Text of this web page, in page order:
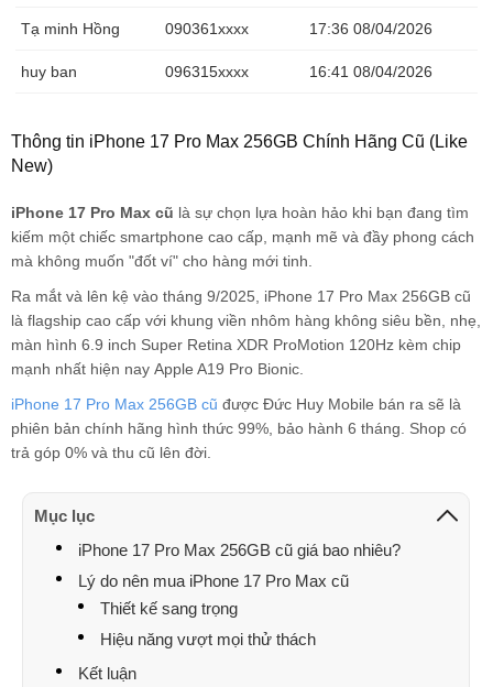
Tạ minh Hồng 090361xxxx 17:36 08/04/2026
huy ban 096315xxxx 16:41 08/04/2026
Ma Văn Chính
Anh Huy 033997xxxx 15:27 08/04/2026
danh tân 037267xxxx 13:08 08/04/2026
Đức Anh 096285xxxx
Nguyễn thị kim
tuyến
093364xxxx 11:16 08/04/2026
Ngọc Tuyền
Ngọc Tuyền 039261xxxx
Huệ Hoàng Thị 093816xxxx 10:16 08/04/2026
Thông tin iPhone 17 Pro Max 256GB Chính Hãng Cũ (Like
New)
iPhone 17 Pro Max cũ là sự chọn lựa hoàn hảo khi bạn đang tìm
kiếm một chiếc smartphone cao cấp, mạnh mẽ và đầy phong cách
mà không muốn "đốt ví" cho hàng mới tinh.
Ra mắt và lên kệ vào tháng 9/2025, iPhone 17 Pro Max 256GB cũ
là flagship cao cấp với khung viền nhôm hàng không siêu bền, nhẹ,
màn hình 6.9 inch Super Retina XDR ProMotion 120Hz kèm chip
mạnh nhất hiện nay Apple A19 Pro Bionic.
iPhone 17 Pro Max 256GB cũ được Đức Huy Mobile bán ra sẽ là
phiên bản chính hãng hình thức 99%, bảo hành 6 tháng. Shop có
trả góp 0% và thu cũ lên đời.
Mục lục
iPhone 17 Pro Max 256GB cũ giá bao nhiêu?
Lý do nên mua iPhone 17 Pro Max cũ
Thiết kế sang trọng
Hiệu năng vượt mọi thử thách
Kết luận